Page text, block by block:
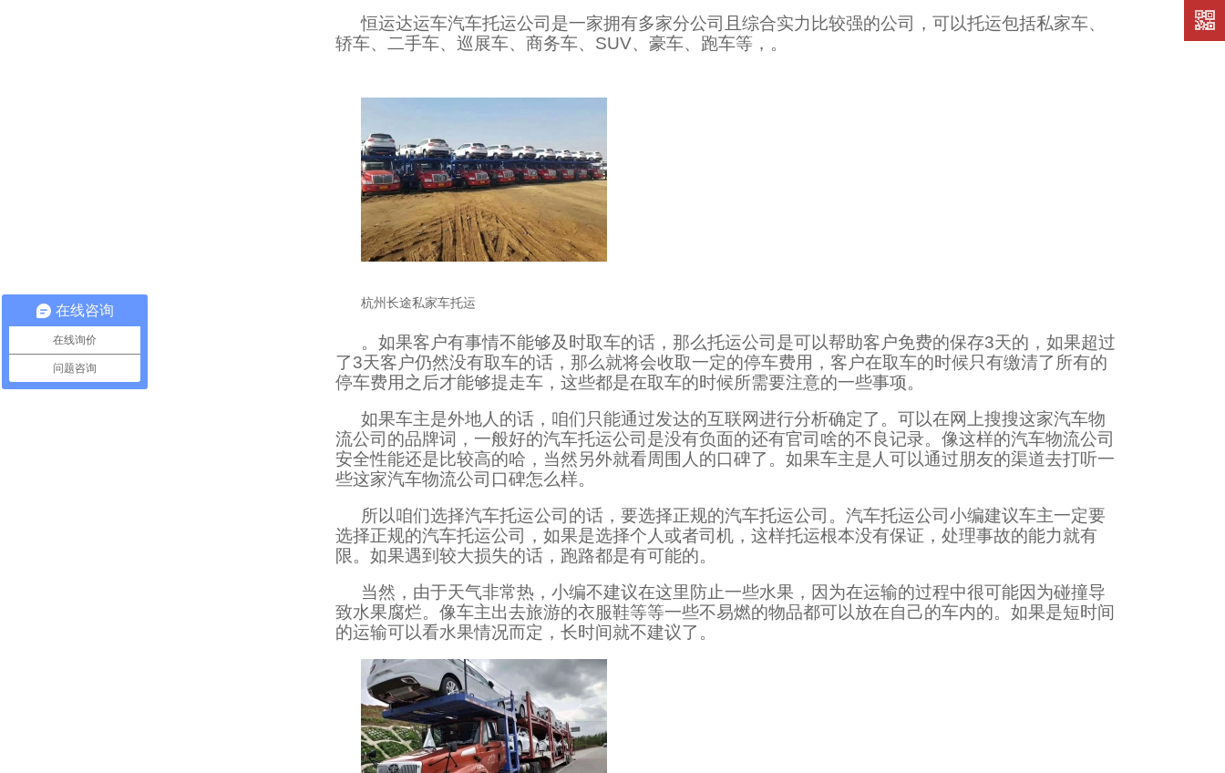
恒运达运车汽车托运公司是一家拥有多家分公司且综合实力比较强的公司，可以托运包括私家车、
轿车、二手车、巡展车、商务车、SUV、豪车、跑车等，。
杭州长途私家车托运
。如果客户有事情不能够及时取车的话，那么托运公司是可以帮助客户免费的保存3天的，如果超过
了3天客户仍然没有取车的话，那么就将会收取一定的停车费用，客户在取车的时候只有缴清了所有的
停车费用之后才能够提走车，这些都是在取车的时候所需要注意的一些事项。
如果车主是外地人的话，咱们只能通过发达的互联网进行分析确定了。可以在网上搜搜这家汽车物
流公司的品牌词，一般好的汽车托运公司是没有负面的还有官司啥的不良记录。像这样的汽车物流公司
安全性能还是比较高的哈，当然另外就看周围人的口碑了。如果车主是人可以通过朋友的渠道去打听一
些这家汽车物流公司口碑怎么样。
所以咱们选择汽车托运公司的话，要选择正规的汽车托运公司。汽车托运公司小编建议车主一定要
选择正规的汽车托运公司，如果是选择个人或者司机，这样托运根本没有保证，处理事故的能力就有
限。如果遇到较大损失的话，跑路都是有可能的。
当然，由于天气非常热，小编不建议在这里防止一些水果，因为在运输的过程中很可能因为碰撞导
致水果腐烂。像车主出去旅游的衣服鞋等等一些不易燃的物品都可以放在自己的车内的。如果是短时间
的运输可以看水果情况而定，长时间就不建议了。
在线留
在线咨询
在线询价
问题咨询